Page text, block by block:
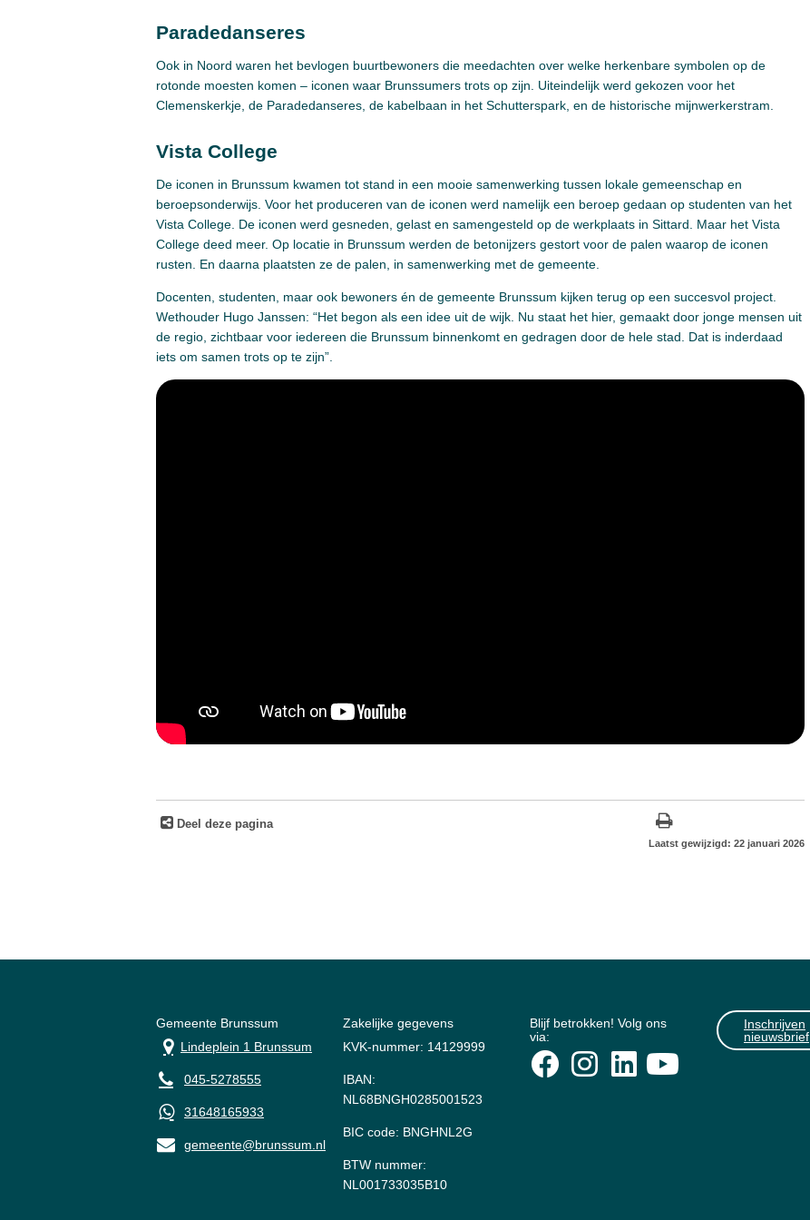
Paradedanseres
Ook in Noord waren het bevlogen buurtbewoners die meedachten over welke herkenbare symbolen op de
rotonde moesten komen – iconen waar Brunssumers trots op zijn. Uiteindelijk werd gekozen voor het
Clemenskerkje, de Paradedanseres, de kabelbaan in het Schutterspark, en de historische mijnwerkerstram.
Vista College
De iconen in Brunssum kwamen tot stand in een mooie samenwerking tussen lokale gemeenschap en
beroepsonderwijs. Voor het produceren van de iconen werd namelijk een beroep gedaan op studenten van het
Vista College. De iconen werd gesneden, gelast en samengesteld op de werkplaats in Sittard. Maar het Vista
College deed meer. Op locatie in Brunssum werden de betonijzers gestort voor de palen waarop de iconen
rusten. En daarna plaatsten ze de palen, in samenwerking met de gemeente.
Docenten, studenten, maar ook bewoners én de gemeente Brunssum kijken terug op een succesvol project.
Wethouder Hugo Janssen: “Het begon als een idee uit de wijk. Nu staat het hier, gemaakt door jonge mensen uit
de regio, zichtbaar voor iedereen die Brunssum binnenkomt en gedragen door de hele stad. Dat is inderdaad
iets om samen trots op te zijn”.
Deel deze pagina
Laatst gewijzigd: 22 januari 2026
Gemeente Brunssum
Lindeplein 1 Brunssum
045-5278555
31648165933
gemeente@brunssum.nl
Zakelijke gegevens
KVK-nummer: 14129999
IBAN:
NL68BNGH0285001523
BIC code: BNGHNL2G
BTW nummer:
NL001733035B10
Blijf betrokken! Volg ons
via:
Inschrijven
nieuwsbrief